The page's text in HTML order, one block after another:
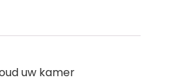
uw kamer